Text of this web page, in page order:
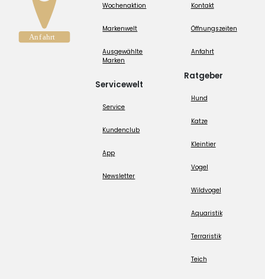
Wochenaktion
Markenwelt
Ausgewählte
Marken
Servicewelt
Service
Kundenclub
App
Newsletter
Kontakt
Öffnungszeiten
Anfahrt
Ratgeber
Hund
Katze
Kleintier
Vogel
Wildvogel
Aquaristik
Terraristik
Teich